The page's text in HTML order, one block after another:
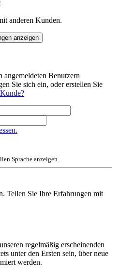
anderen Kunden.
anzeigen
Benutzern
Sie sich ein, oder erstellen Sie
Sprache anzeigen.
Teilen Sie Ihre Erfahrungen mit
regelmäßig erscheinenden
unter den Ersten sein, über neue
werden.